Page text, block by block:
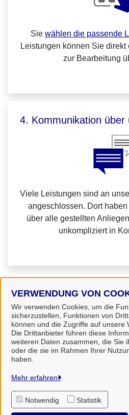
VERWENDUNG VON
Wir verwenden Cookies, um die
sicherzustellen, Funktionen von
können und die Zugriffe auf unsere
Die Drittanbieter führen diese
weiteren Daten zusammen, die Sie
oder die sie im Rahmen Ihrer
haben.
Mehr erfahren
Notwendig Statistik
Sie wählen die passende
Leistungen können Sie
zur Bearbeitung
4. Kommunikation über
Viele Leistungen sind an
angeschlossen. Dort
über alle gestellten
unkompliziert in
Weitere Informationen zu
finden Sie auf der
Landkreis Uelzen
Alle Rechte vorbehalten